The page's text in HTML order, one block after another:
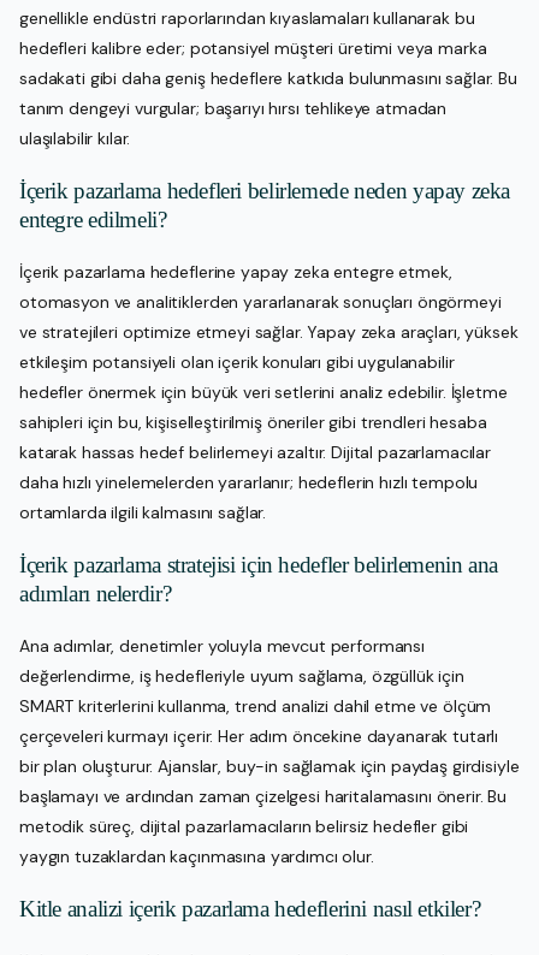
genellikle endüstri raporlarından kıyaslamaları kullanarak bu
hedefleri kalibre eder; potansiyel müşteri üretimi veya marka
sadakati gibi daha geniş hedeflere katkıda bulunmasını sağlar. Bu
tanım dengeyi vurgular; başarıyı hırsı tehlikeye atmadan
ulaşılabilir kılar.
İçerik pazarlama hedefleri belirlemede neden yapay zeka
entegre edilmeli?
İçerik pazarlama hedeflerine yapay zeka entegre etmek,
otomasyon ve analitiklerden yararlanarak sonuçları öngörmeyi
ve stratejileri optimize etmeyi sağlar. Yapay zeka araçları, yüksek
etkileşim potansiyeli olan içerik konuları gibi uygulanabilir
hedefler önermek için büyük veri setlerini analiz edebilir. İşletme
sahipleri için bu, kişiselleştirilmiş öneriler gibi trendleri hesaba
katarak hassas hedef belirlemeyi azaltır. Dijital pazarlamacılar
daha hızlı yinelemelerden yararlanır; hedeflerin hızlı tempolu
ortamlarda ilgili kalmasını sağlar.
İçerik pazarlama stratejisi için hedefler belirlemenin ana
adımları nelerdir?
Ana adımlar, denetimler yoluyla mevcut performansı
değerlendirme, iş hedefleriyle uyum sağlama, özgüllük için
SMART kriterlerini kullanma, trend analizi dahil etme ve ölçüm
çerçeveleri kurmayı içerir. Her adım öncekine dayanarak tutarlı
bir plan oluşturur. Ajanslar, buy-in sağlamak için paydaş girdisiyle
başlamayı ve ardından zaman çizelgesi haritalamasını önerir. Bu
metodik süreç, dijital pazarlamacıların belirsiz hedefler gibi
yaygın tuzaklardan kaçınmasına yardımcı olur.
Kitle analizi içerik pazarlama hedeflerini nasıl etkiler?